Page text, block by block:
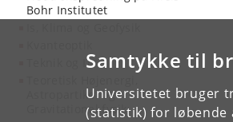
Samtykke til
Universitetet bruger
(statistik) for løbende
Bohr Institutet
Teknik og IT
Astropartikel og
Gravitationel fysik